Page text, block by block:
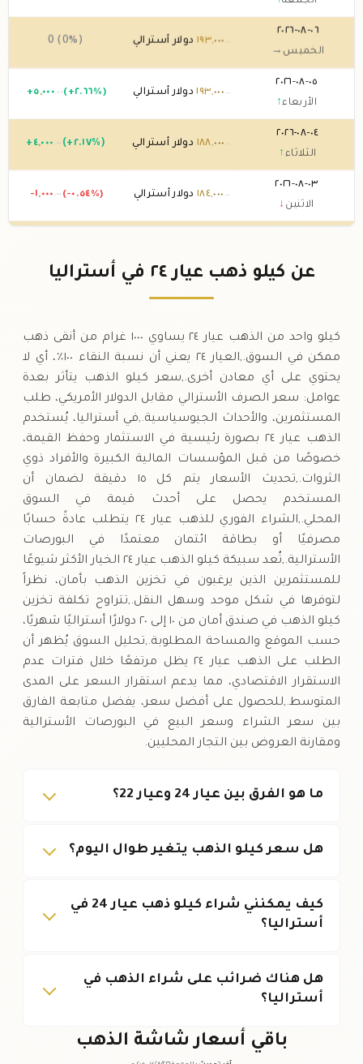
٠٦-٠٨-٢٠٢٦
الخميس →
١٩٣,٠٠٠ دولار أسترالي 0 (0%)
٠٥-٠٨-٢٠٢٦
الأربعاء↑
١٩٣,٠٠٠ .٠٠ دولار أسترالي +٥,٠٠٠ .٠٠ (+٢.٦٦%)
٠٤-٠٨-٢٠٢٦
الثلاثاء ↑
١٨٨,٠٠٠ .٠٠ دولار أسترالي + ٤,٠٠٠ .٠٠ (+٢.١٧%)
٠٣-٠٨-٢٠٢٦
الاثنين ↓
١٨٤,٠٠٠ .٠٠ دولار أسترالي -١,٠٠٠ .٠٠ (-٠.٥٤%)
١٨٥,٠٠٠ دولار أسترالي
عن كيلو ذهب عيار ٢٤ في أستراليا
كيلو واحد من الذهب عيار ٢٤ يساوي ١٠٠٠ غرام من أنقى ذهب
ممكن في السوق.,العيار ٢٤ يعني أن نسبة النقاء ١٠٠٪، أي لا
يحتوي على أي معادن أخرى.,سعر كيلو الذهب يتأثر بعدة
عوامل: سعر الصرف الأسترالي مقابل الدولار الأمريكي، طلب
المستثمرين، والأحداث الجيوسياسية.,في أستراليا، يُستخدم
الذهب عيار ٢٤ بصورة رئيسية في الاستثمار وحفظ القيمة،
خصوصًا من قبل المؤسسات المالية الكبيرة والأفراد ذوي
الثروات.,تحديث الأسعار يتم كل ١٥ دقيقة لضمان أن
المستخدم يحصل على أحدث قيمة في السوق
المحلي.,الشراء الفوري للذهب عيار ٢٤ يتطلب عادةً حسابًا
مصرفيًا أو بطاقة ائتمان معتمدًا في البورصات
الأسترالية.,تُعد سبيكة كيلو الذهب عيار ٢٤ الخيار الأكثر شيوعًا
للمستثمرين الذين يرغبون في تخزين الذهب بأمان، نظراً
لتوفرها في شكل موحد وسهل النقل.,تتراوح تكلفة تخزين
كيلو الذهب في صندق أمان من ١٠ إلى ٢٠ دولارًا أستراليًا شهريًا،
حسب الموقع والمساحة المطلوبة.,تحليل السوق يُظهر أن
الطلب على الذهب عيار ٢٤ يظل مرتفعًا خلال فترات عدم
الاستقرار الاقتصادي، مما يدعم استقرار السعر على المدى
المتوسط.,للحصول على أفضل سعر، يفضل متابعة الفارق
بين سعر الشراء وسعر البيع في البورصات الأسترالية
ومقارنة العروض بين التجار المحليين.
ما هو الفرق بين عيار 24 وعيار 22؟
هل سعر كيلو الذهب يتغير طوال اليوم؟
كيف يمكنني شراء كيلو ذهب عيار 24 في
أستراليا؟
هل هناك ضرائب على شراء الذهب في
أستراليا؟
باقي أسعار شاشة الذهب